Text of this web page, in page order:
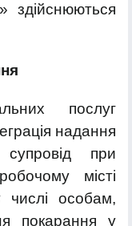
здійснюються
послуг
надання
при
місті
особам,
покарання у